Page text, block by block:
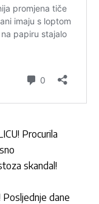
Procurila
skandal!
Posljednje dane